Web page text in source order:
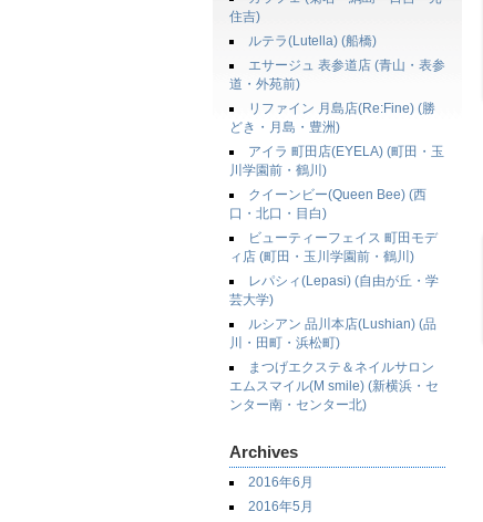
住吉)
ルテラ(Lutella) (船橋)
エサージュ 表参道店 (青山・表参
道・外苑前)
リファイン 月島店(Re:Fine) (勝
どき・月島・豊洲)
アイラ 町田店(EYELA) (町田・玉
川学園前・鶴川)
クイーンビー(Queen Bee) (西
口・北口・目白)
ビューティーフェイス 町田モデ
ィ店 (町田・玉川学園前・鶴川)
レパシィ(Lepasi) (自由が丘・学
芸大学)
ルシアン 品川本店(Lushian) (品
川・田町・浜松町)
まつげエクステ＆ネイルサロン
エムスマイル(M smile) (新横浜・セ
ンター南・センター北)
Archives
2016年6月
2016年5月